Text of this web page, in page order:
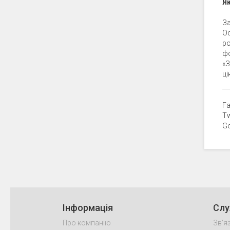
Інформація
Про компанію